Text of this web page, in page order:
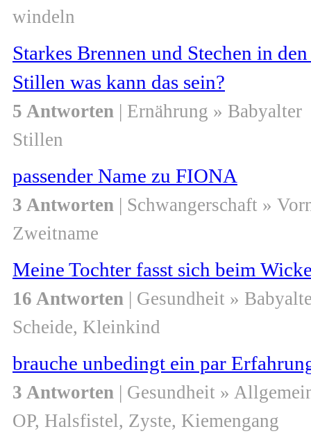
windeln
Starkes Brennen und Stechen in
Stillen was kann das sein?
5 Antworten | Ernährung » Babyalter
Stillen
passender Name zu FIONA
3 Antworten | Schwangerschaft »
Zweitname
Meine Tochter fasst sich beim
16 Antworten | Gesundheit »
Scheide, Kleinkind
brauche unbedingt ein par
3 Antworten | Gesundheit »
OP, Halsfistel, Zyste, Kiemengang